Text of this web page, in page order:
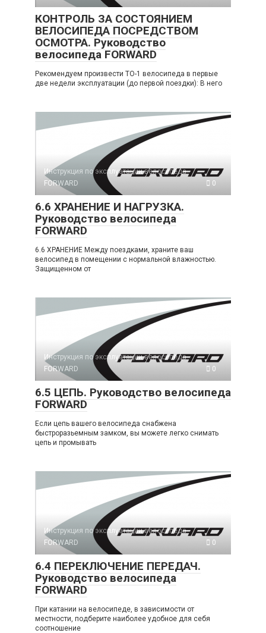
КОНТРОЛЬ ЗА СОСТОЯНИЕМ
ВЕЛОСИПЕДА ПОСРЕДСТВОМ
ОСМОТРА. Руководство
велосипеда FORWARD
Рекомендуем произвести ТО-1 велосипеда в первые
две недели эксплуатации (до первой поездки): В него
Инструкция по эксплуатации велосипеда
FORWARD
0
6.6 ХРАНЕНИЕ И НАГРУЗКА.
Руководство велосипеда
FORWARD
6.6 ХРАНЕНИЕ Между поездками, храните ваш
велосипед в помещении с нормальной влажностью.
Защищенном от
Инструкция по эксплуатации велосипеда
FORWARD
0
6.5 ЦЕПЬ. Руководство велосипеда
FORWARD
Если цепь вашего велосипеда снабжена
быстроразьемным замком, вы можете легко снимать
цепь и промывать
Инструкция по эксплуатации велосипеда
FORWARD
0
6.4 ПЕРЕКЛЮЧЕНИЕ ПЕРЕДАЧ.
Руководство велосипеда
FORWARD
При катании на велосипеде, в зависимости от
местности, подберите наиболее удобное для себя
соотношение